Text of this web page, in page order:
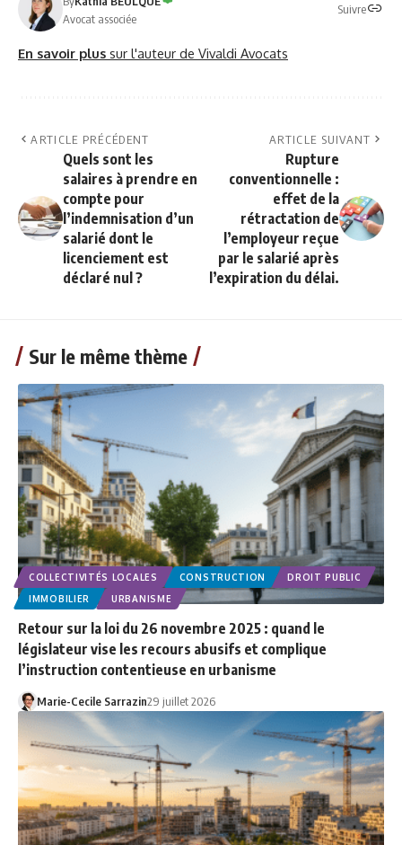
Avocat associée
Suivre
En savoir plus sur l'auteur de Vivaldi Avocats
ARTICLE PRÉCÉDENT
Quels sont les
salaires à prendre en
compte pour
l’indemnisation d’un
salarié dont le
licenciement est
déclaré nul ?
ARTICLE SUIVANT
Rupture
conventionnelle :
effet de la
rétractation de
l’employeur reçue
par le salarié après
l’expiration du délai.
Sur le même thème
COLLECTIVITÉS LOCALES CONSTRUCTION
DROIT PUBLIC
IMMOBILIER
URBANISME
Retour sur la loi du 26 novembre 2025 : quand le
législateur vise les recours abusifs et complique
l’instruction contentieuse en urbanisme
Marie-Cecile Sarrazin29 juillet 2026